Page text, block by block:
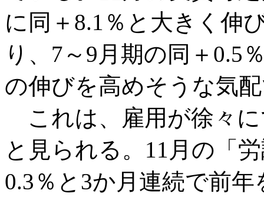
に同＋8.1％と大きく伸
り、7～9月期の同＋0.5
の伸びを高めそうな気
これは、雇用が徐々
と見られる。11月の「
0.3％と3か月連続で前